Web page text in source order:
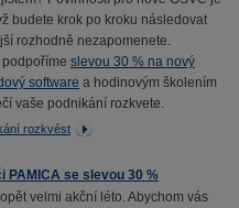
budete krok po kroku následovat
rozhodně nezapomenete.
slevou 30 % na nový
software a hodinovým školením
vaše podnikání rozkvete.
rozkvést
PAMICA se slevou 30 %
velmi akční léto. Abychom vás